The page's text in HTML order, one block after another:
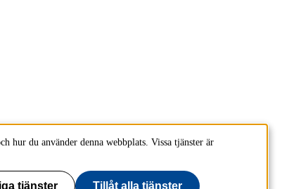
hur du använder denna webbplats. Vissa tjänster är
tjänster Tillåt alla tjänster